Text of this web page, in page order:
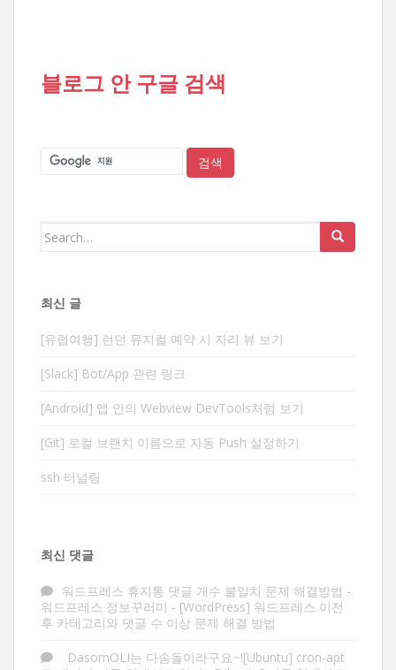
블로그 안 구글 검색
Search
최신 글
[유럽여행] 런던 뮤지컬 예약 시 자리 뷰 보기
[Slack] Bot/App 관련 링크
[Android] 앱 안의 Webview DevTools처럼 보기
[Git] 로컬 브랜치 이름으로 자동 Push 설정하기
ssh 터널링
최신 댓글
워드프레스 휴지통 댓글 개수 불일치 문제 해결방법 -
워드프레스 정보꾸러미 - [WordPress] 워드프레스 이전
후 카테고리와 댓글 수 이상 문제 해결 방법
DasomOLI는 다솜돌이라구요~![Ubuntu] cron-apt